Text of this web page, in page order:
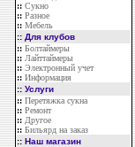
:: Сукно
:: Разное
:: Мебель
:: Для клубов
:: Болтаймеры
:: Лайттаймеры
:: Электронный учет
:: Информация
:: Услуги
:: Перетяжка сукна
:: Ремонт
:: Другое
:: Бильярд на заказ
:: Наш магазин